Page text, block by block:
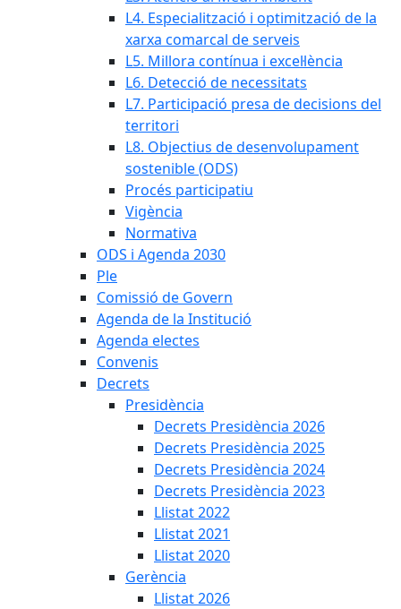
L4. Especialització i optimització de la
xarxa comarcal de serveis
L5. Millora contínua i excel·lència
L6. Detecció de necessitats
L7. Participació presa de decisions del
territori
L8. Objectius de desenvolupament
sostenible (ODS)
Procés participatiu
Vigència
Normativa
ODS i Agenda 2030
Ple
Comissió de Govern
Agenda de la Institució
Agenda electes
Convenis
Decrets
Presidència
Decrets Presidència 2026
Decrets Presidència 2025
Decrets Presidència 2024
Decrets Presidència 2023
Llistat 2022
Llistat 2021
Llistat 2020
Gerència
Llistat 2026